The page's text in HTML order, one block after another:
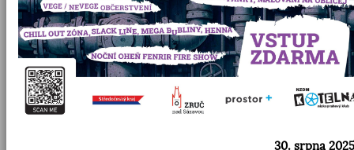
30. srpna